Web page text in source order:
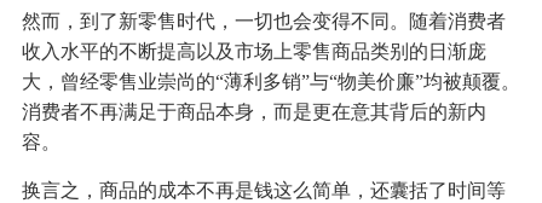
然而，到了新零售时代，一切也会变得不同。随着消费者
收入水平的不断提高以及市场上零售商品类别的日渐庞
大，曾经零售业崇尚的“薄利多销”与“物美价廉”均被颠覆。
消费者不再满足于商品本身，而是更在意其背后的新内
容。
换言之，商品的成本不再是钱这么简单，还囊括了时间等